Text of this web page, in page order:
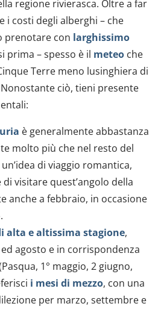
regione rivierasca. Oltre a far
i costi degli alberghi – che
prenotare con larghissimo
prima – spesso è il meteo che
Terre meno lusinghiera di
ciò, tieni presente
è generalmente abbastanza
molto più che nel resto del
un’idea di viaggio romantica,
visitare quest’angolo della
anche a febbraio, in occasione
alta e altissima stagione,
agosto e in corrispondenza
1° maggio, 2 giugno,
i mesi di mezzo, con una
per marzo, settembre e